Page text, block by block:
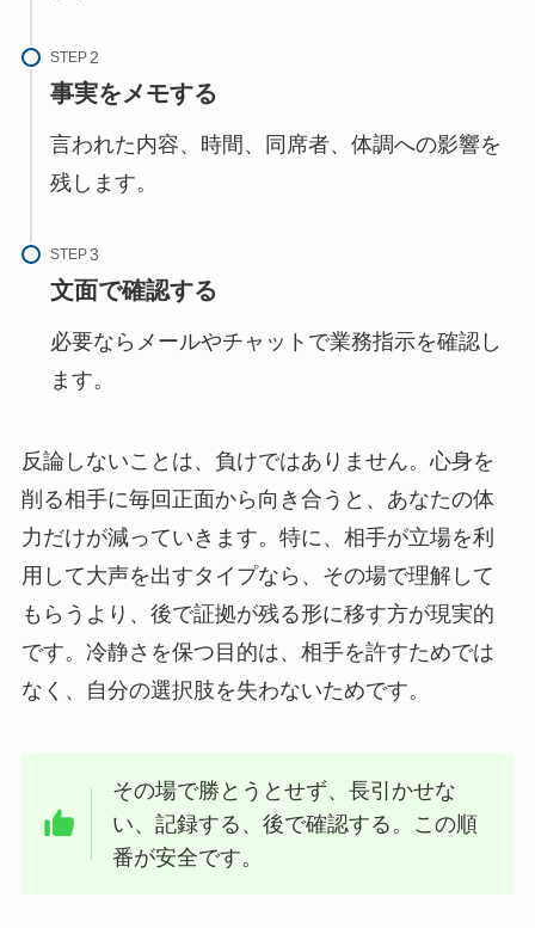
STEP
事実をメモする
言われた内容、時間、同席者、体調への影響を
残します。
STEP
文面で確認する
必要ならメールやチャットで業務指示を確認し
ます。
反論しないことは、負けではありません。心身を
削る相手に毎回正面から向き合うと、あなたの体
力だけが減っていきます。特に、相手が立場を利
用して大声を出すタイプなら、その場で理解して
もらうより、後で証拠が残る形に移す方が現実的
です。冷静さを保つ目的は、相手を許すためでは
なく、自分の選択肢を失わないためです。
その場で勝とうとせず、長引かせな
い、記録する、後で確認する。この順
番が安全です。